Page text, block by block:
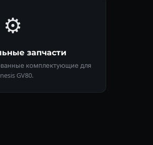
⚙️
запчасти
комплектующие для
GV80.